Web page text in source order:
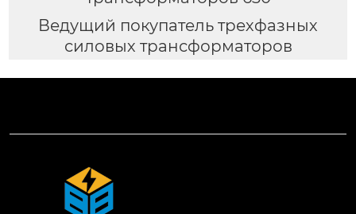
Ведущий покупатель трехфазных
силовых трансформаторов